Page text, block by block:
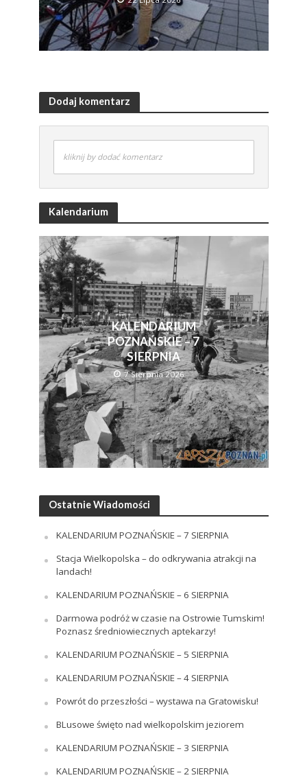
Dodaj komentarz
kliknij by dodać komentarz
Kalendarium
KALENDARIUM
POZNAŃSKIE – 7
SIERPNIA
7 Sierpnia 2026
Ostatnie Wiadomości
KALENDARIUM POZNAŃSKIE – 7 SIERPNIA
Stacja Wielkopolska – do odkrywania atrakcji na
landach!
KALENDARIUM POZNAŃSKIE – 6 SIERPNIA
Darmowa podróż w czasie na Ostrowie Tumskim!
Poznasz średniowiecznych aptekarzy!
KALENDARIUM POZNAŃSKIE – 5 SIERPNIA
KALENDARIUM POZNAŃSKIE – 4 SIERPNIA
Powrót do przeszłości – wystawa na Gratowisku!
BLusowe święto nad wielkopolskim jeziorem
KALENDARIUM POZNAŃSKIE – 3 SIERPNIA
KALENDARIUM POZNAŃSKIE – 2 SIERPNIA